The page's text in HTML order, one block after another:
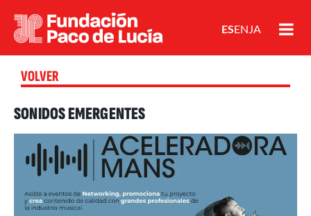
VOLVER
SONIDOS EMERGENTES
ENJA
ES